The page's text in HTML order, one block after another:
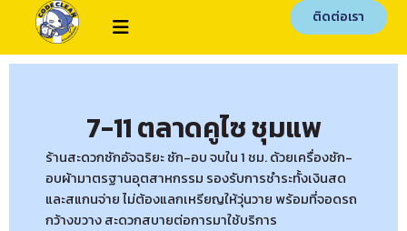
ติดต่อเรา
7-11 ตลาดคูไซ ชุมแพ
ร้านสะดวกซักอัจฉริยะ ซัก-อบ จบใน 1 ชม. ด้วยเครื่องซัก-
อบผ้ามาตรฐานอุตสาหกรรม รองรับการชำระทั้งเงินสด
และสแกนจ่าย ไม่ต้องแลกเหรียญให้วุ่นวาย พร้อมที่จอดรถ
กว้างขวาง สะดวกสบายต่อการมาใช้บริการ